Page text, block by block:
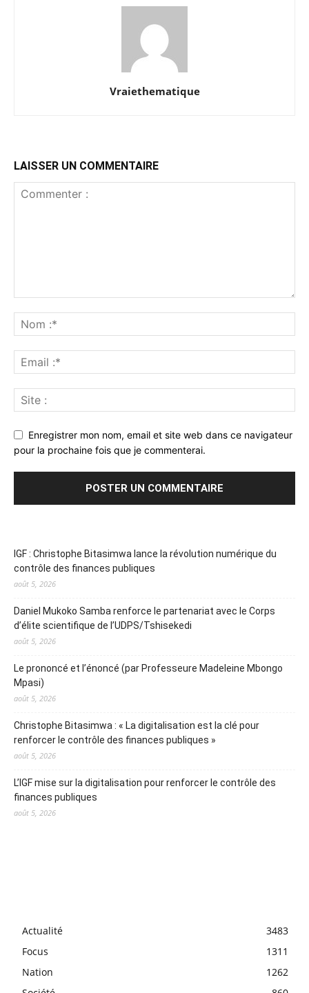
Vraiethematique
LAISSER UN COMMENTAIRE
Enregistrer mon nom, email et site web dans ce navigateur
pour la prochaine fois que je commenterai.
IGF : Christophe Bitasimwa lance la révolution numérique du
contrôle des finances publiques
août 5, 2026
Daniel Mukoko Samba renforce le partenariat avec le Corps
d’élite scientifique de l’UDPS/Tshisekedi
août 5, 2026
Le prononcé et l’énoncé (par Professeure Madeleine Mbongo
Mpasi)
août 5, 2026
Christophe Bitasimwa : « La digitalisation est la clé pour
renforcer le contrôle des finances publiques »
août 5, 2026
L’IGF mise sur la digitalisation pour renforcer le contrôle des
finances publiques
août 5, 2026
Actualité
3483
Focus
1311
Nation
1262